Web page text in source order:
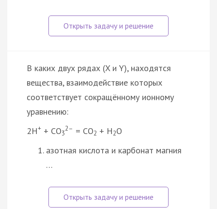
В каких двух рядах (X и Y), находятся
вещества, взаимодействие которых
соответствует сокращённому ионному
уравнению:
2Н+ + СО3
2– = СО2 + Н2О
азотная кислота и карбонат магния
…